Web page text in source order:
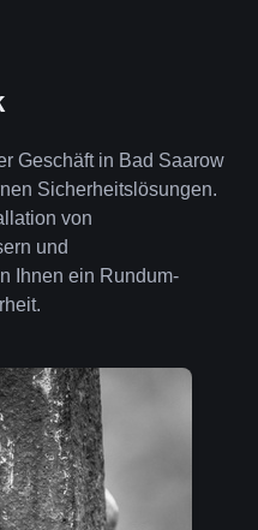
Geschäft in Bad Saarow
Sicherheitslösungen.
von
und
Ihnen ein Rundum-